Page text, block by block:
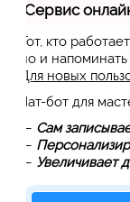
Сервис
Тот, кто
но и
Для новых
Чат-бот для
— Сам
—
— Увеличивает